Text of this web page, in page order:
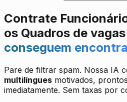
Contrate
os Quadros de
conseguem
Pare de filtrar spam. Nossa IA
multilíngues motivados,
imediatamente. Sem taxas por